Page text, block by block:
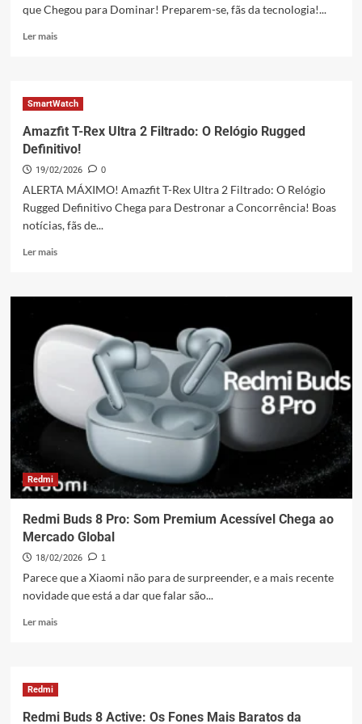
que Chegou para Dominar! Preparem-se, fãs da tecnologia!...
Ler maisLeia
QLED
TV
X
Pro
Series
2026
75″
4K:
Gigante
Acessível
SmartWatch
Amazfit T-Rex Ultra 2 Filtrado: O Relógio Rugged
Definitivo!
19/02/2026 0
ALERTA MÁXIMO! Amazfit T-Rex Ultra 2 Filtrado: O Relógio
Rugged Definitivo Chega para Destronar a Concorrência! Boas
notícias, fãs de...
Ler maisLeia
Amazfit
Rex
Ultra
Rugged
Definitivo!
Redmi
Redmi Buds 8 Pro: Som Premium Acessível Chega ao
Mercado Global
18/02/2026 1
Parece que a Xiaomi não para de surpreender, e a mais recente
novidade que está a dar que falar são...
Ler maisLeia
Buds
8
Pro:
Redmi
Redmi Buds 8 Active: Os Fones Mais Baratos da